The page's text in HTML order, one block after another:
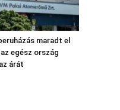
maradt el
egész ország
árát